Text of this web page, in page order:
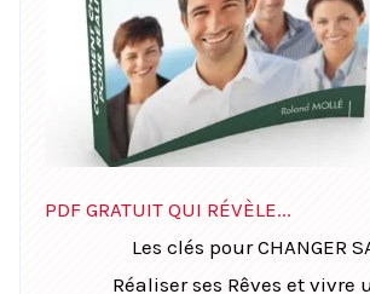
PDF GRATUIT QUI RÉVÈLE...
Les clés pour CHANGER
Réaliser ses Rêves et vivre